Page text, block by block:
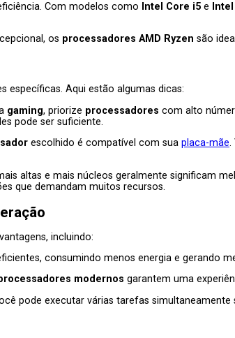
Com modelos como Intel Core i5 e
os processadores AMD Ryzen são
específicas. Aqui estão algumas dicas:
gaming, priorize processadores com alto
pode ser suficiente.
escolhido é compatível com sua placa-mãe.
altas e mais núcleos geralmente significam
que demandam muitos recursos.
incluindo:
consumindo menos energia e gerando
modernos garantem uma
pode executar várias tarefas simultaneamente